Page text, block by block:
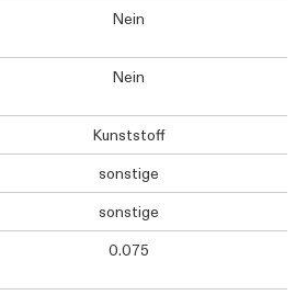
Nein
Nein
Kunststoff
sonstige
sonstige
0.075